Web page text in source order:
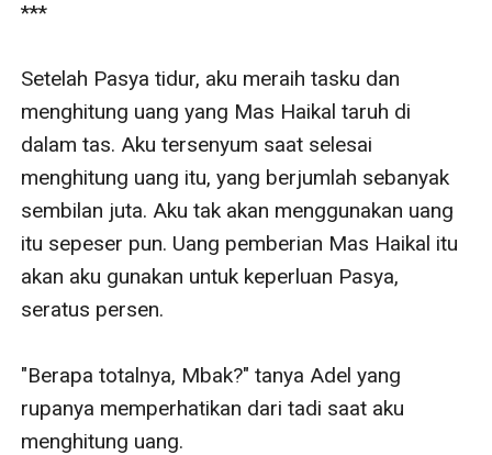
***
Setelah Pasya tidur, aku meraih tasku dan
menghitung uang yang Mas Haikal taruh di
dalam tas. Aku tersenyum saat selesai
menghitung uang itu, yang berjumlah sebanyak
sembilan juta. Aku tak akan menggunakan uang
itu sepeser pun. Uang pemberian Mas Haikal itu
akan aku gunakan untuk keperluan Pasya,
seratus persen.
"Berapa totalnya, Mbak?" tanya Adel yang
rupanya memperhatikan dari tadi saat aku
menghitung uang.